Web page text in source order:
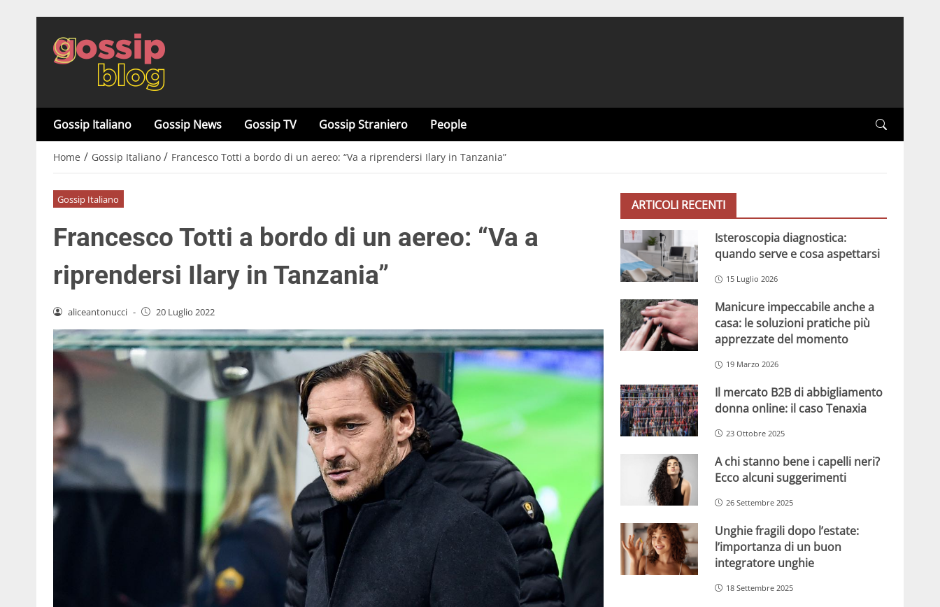
Gossip Italiano Gossip News Gossip TV Gossip Straniero People
Home / Gossip Italiano / Francesco Totti a bordo di un aereo: “Va a riprendersi Ilary in Tanzania”
Gossip Italiano
Francesco Totti a bordo di un aereo: “Va a
riprendersi Ilary in Tanzania”
aliceantonucci - 20 Luglio 2022
ARTICOLI RECENTI
Isteroscopia diagnostica:
quando serve e cosa aspettarsi
15 Luglio 2026
Manicure impeccabile anche a
casa: le soluzioni pratiche più
apprezzate del momento
19 Marzo 2026
Il mercato B2B di abbigliamento
donna online: il caso Tenaxia
23 Ottobre 2025
A chi stanno bene i capelli neri?
Ecco alcuni suggerimenti
26 Settembre 2025
Unghie fragili dopo l’estate:
l’importanza di un buon
integratore unghie
18 Settembre 2025